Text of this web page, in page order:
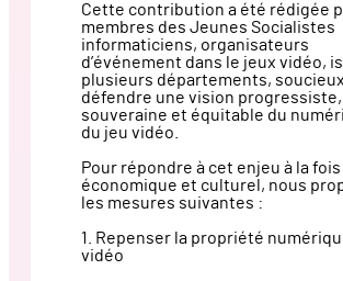
Cette contribution a été rédigée
membres des Jeunes Socialistes
informaticiens, organisateurs
d’événement dans le jeux vidéo,
plusieurs départements,
défendre une vision progressiste,
souveraine et équitable du
du jeu vidéo.
Pour répondre à cet enjeu à la fois
économique et culturel, nous
les mesures suivantes :
1. Repenser la propriété
vidéo